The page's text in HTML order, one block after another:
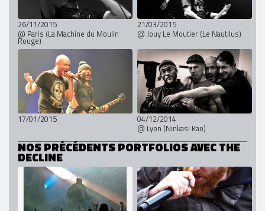
26/11/2015
@ Paris (La Machine du Moulin
Rouge)
21/03/2015
@ Jouy Le Moutier (Le Nautilus)
17/01/2015
04/12/2014
@ Lyon (Ninkasi Kao)
NOS PRÉCÉDENTS PORTFOLIOS AVEC THE
DECLINE